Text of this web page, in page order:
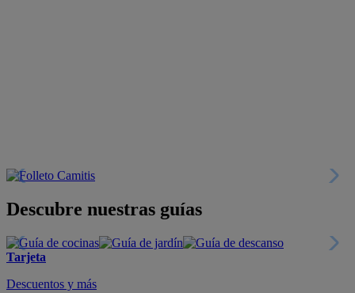
Descubre nuestras guías
Tarjeta
Descuentos y más